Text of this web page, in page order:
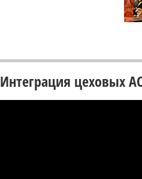
Интеграция цеховых